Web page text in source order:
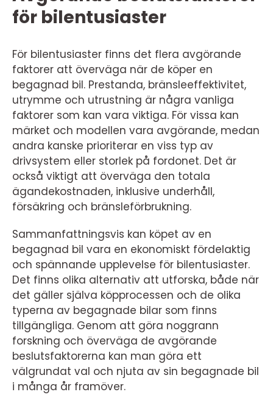
för bilentusiaster
För bilentusiaster finns det flera avgörande
faktorer att överväga när de köper en
begagnad bil. Prestanda, bränsleeffektivitet,
utrymme och utrustning är några vanliga
faktorer som kan vara viktiga. För vissa kan
märket och modellen vara avgörande, medan
andra kanske prioriterar en viss typ av
drivsystem eller storlek på fordonet. Det är
också viktigt att överväga den totala
ägandekostnaden, inklusive underhåll,
försäkring och bränsleförbrukning.
Sammanfattningsvis kan köpet av en
begagnad bil vara en ekonomiskt fördelaktig
och spännande upplevelse för bilentusiaster.
Det finns olika alternativ att utforska, både när
det gäller själva köpprocessen och de olika
typerna av begagnade bilar som finns
tillgängliga. Genom att göra noggrann
forskning och överväga de avgörande
beslutsfaktorerna kan man göra ett
välgrundat val och njuta av sin begagnade bil
i många år framöver.